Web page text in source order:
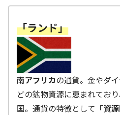
「ランド」
南アフリカの通貨。金やダ
どの鉱物資源に恵まれてお
国。通貨の特徴として「資源